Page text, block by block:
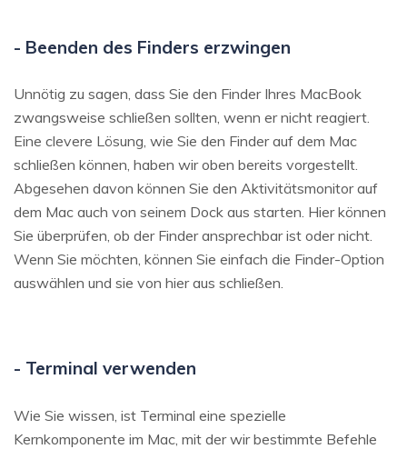
- Beenden des Finders erzwingen
Unnötig zu sagen, dass Sie den Finder Ihres MacBook
zwangsweise schließen sollten, wenn er nicht reagiert.
Eine clevere Lösung, wie Sie den Finder auf dem Mac
schließen können, haben wir oben bereits vorgestellt.
Abgesehen davon können Sie den Aktivitätsmonitor auf
dem Mac auch von seinem Dock aus starten. Hier können
Sie überprüfen, ob der Finder ansprechbar ist oder nicht.
Wenn Sie möchten, können Sie einfach die Finder-Option
auswählen und sie von hier aus schließen.
- Terminal verwenden
Wie Sie wissen, ist Terminal eine spezielle
Kernkomponente im Mac, mit der wir bestimmte Befehle